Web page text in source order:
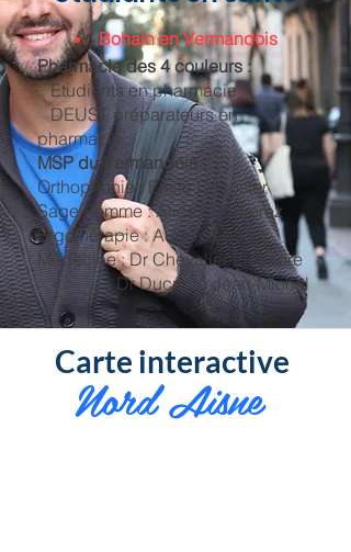
Bohain en Vermandois
Pharmacie des 4 couleurs :
Etudiants en pharmacie
DEUST préparateurs en
pharmacie
MSP du Vermandois :
Orthophonie : Emile Decoster
Sage-Femme : Alice Quiquerez
Ergothérapie : Aurélie Lodato
Médecine : Dr Chevalier Eléonore
Dr Ducrocq Jean-Michel
Carte interactive
Nord Aisne